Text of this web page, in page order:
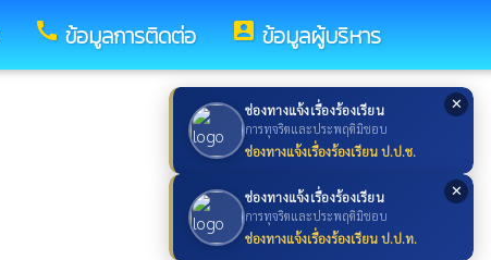
✕
ช่องทางแจ้งเรื่องร้องเรียน
การทุจริตและประพฤติมิชอบ
ช่องทางแจ้งเรื่องร้องเรียน ป.ป.ช.
✕
ช่องทางแจ้งเรื่องร้องเรียน
การทุจริตและประพฤติมิชอบ
ช่องทางแจ้งเรื่องร้องเรียน ป.ป.ท.
call ข้อมูลการติดต่อ account_box ข้อมูลผู้บริหาร